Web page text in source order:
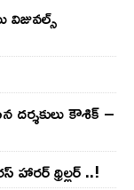
కౌశిక్ –
థ్రిల్లర్ ..!